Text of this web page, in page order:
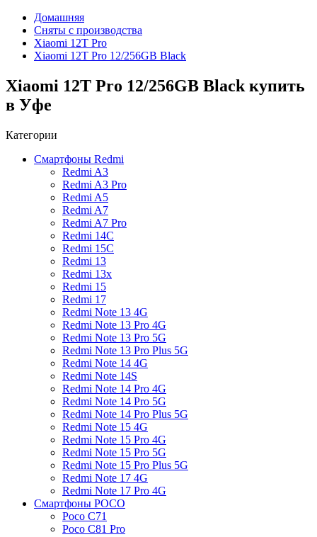
Домашняя
Сняты с производства
Xiaomi 12T Pro
Xiaomi 12T Pro 12/256GB Black
Xiaomi 12T Pro 12/256GB Black купить
в Уфе
Категории
Смартфоны Redmi
Redmi A3
Redmi A3 Pro
Redmi A5
Redmi A7
Redmi A7 Pro
Redmi 14C
Redmi 15C
Redmi 13
Redmi 13x
Redmi 15
Redmi 17
Redmi Note 13 4G
Redmi Note 13 Pro 4G
Redmi Note 13 Pro 5G
Redmi Note 13 Pro Plus 5G
Redmi Note 14 4G
Redmi Note 14S
Redmi Note 14 Pro 4G
Redmi Note 14 Pro 5G
Redmi Note 14 Pro Plus 5G
Redmi Note 15 4G
Redmi Note 15 Pro 4G
Redmi Note 15 Pro 5G
Redmi Note 15 Pro Plus 5G
Redmi Note 17 4G
Redmi Note 17 Pro 4G
Смартфоны POCO
Poco C71
Poco C81 Pro